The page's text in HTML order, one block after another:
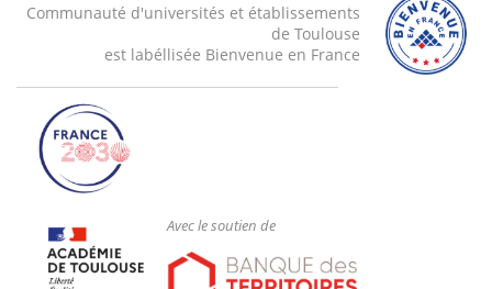
Communauté d'universités et établissements
de Toulouse
est labéllisée Bienvenue en France
Avec le soutien de